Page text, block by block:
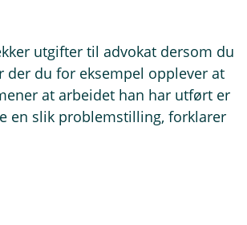
utgifter til advokat dersom du
der du for eksempel opplever at
at arbeidet han har utført er
en slik problemstilling, forklarer